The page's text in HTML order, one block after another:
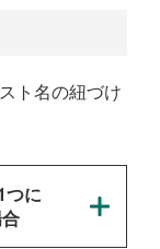
ト名の紐づけ
に